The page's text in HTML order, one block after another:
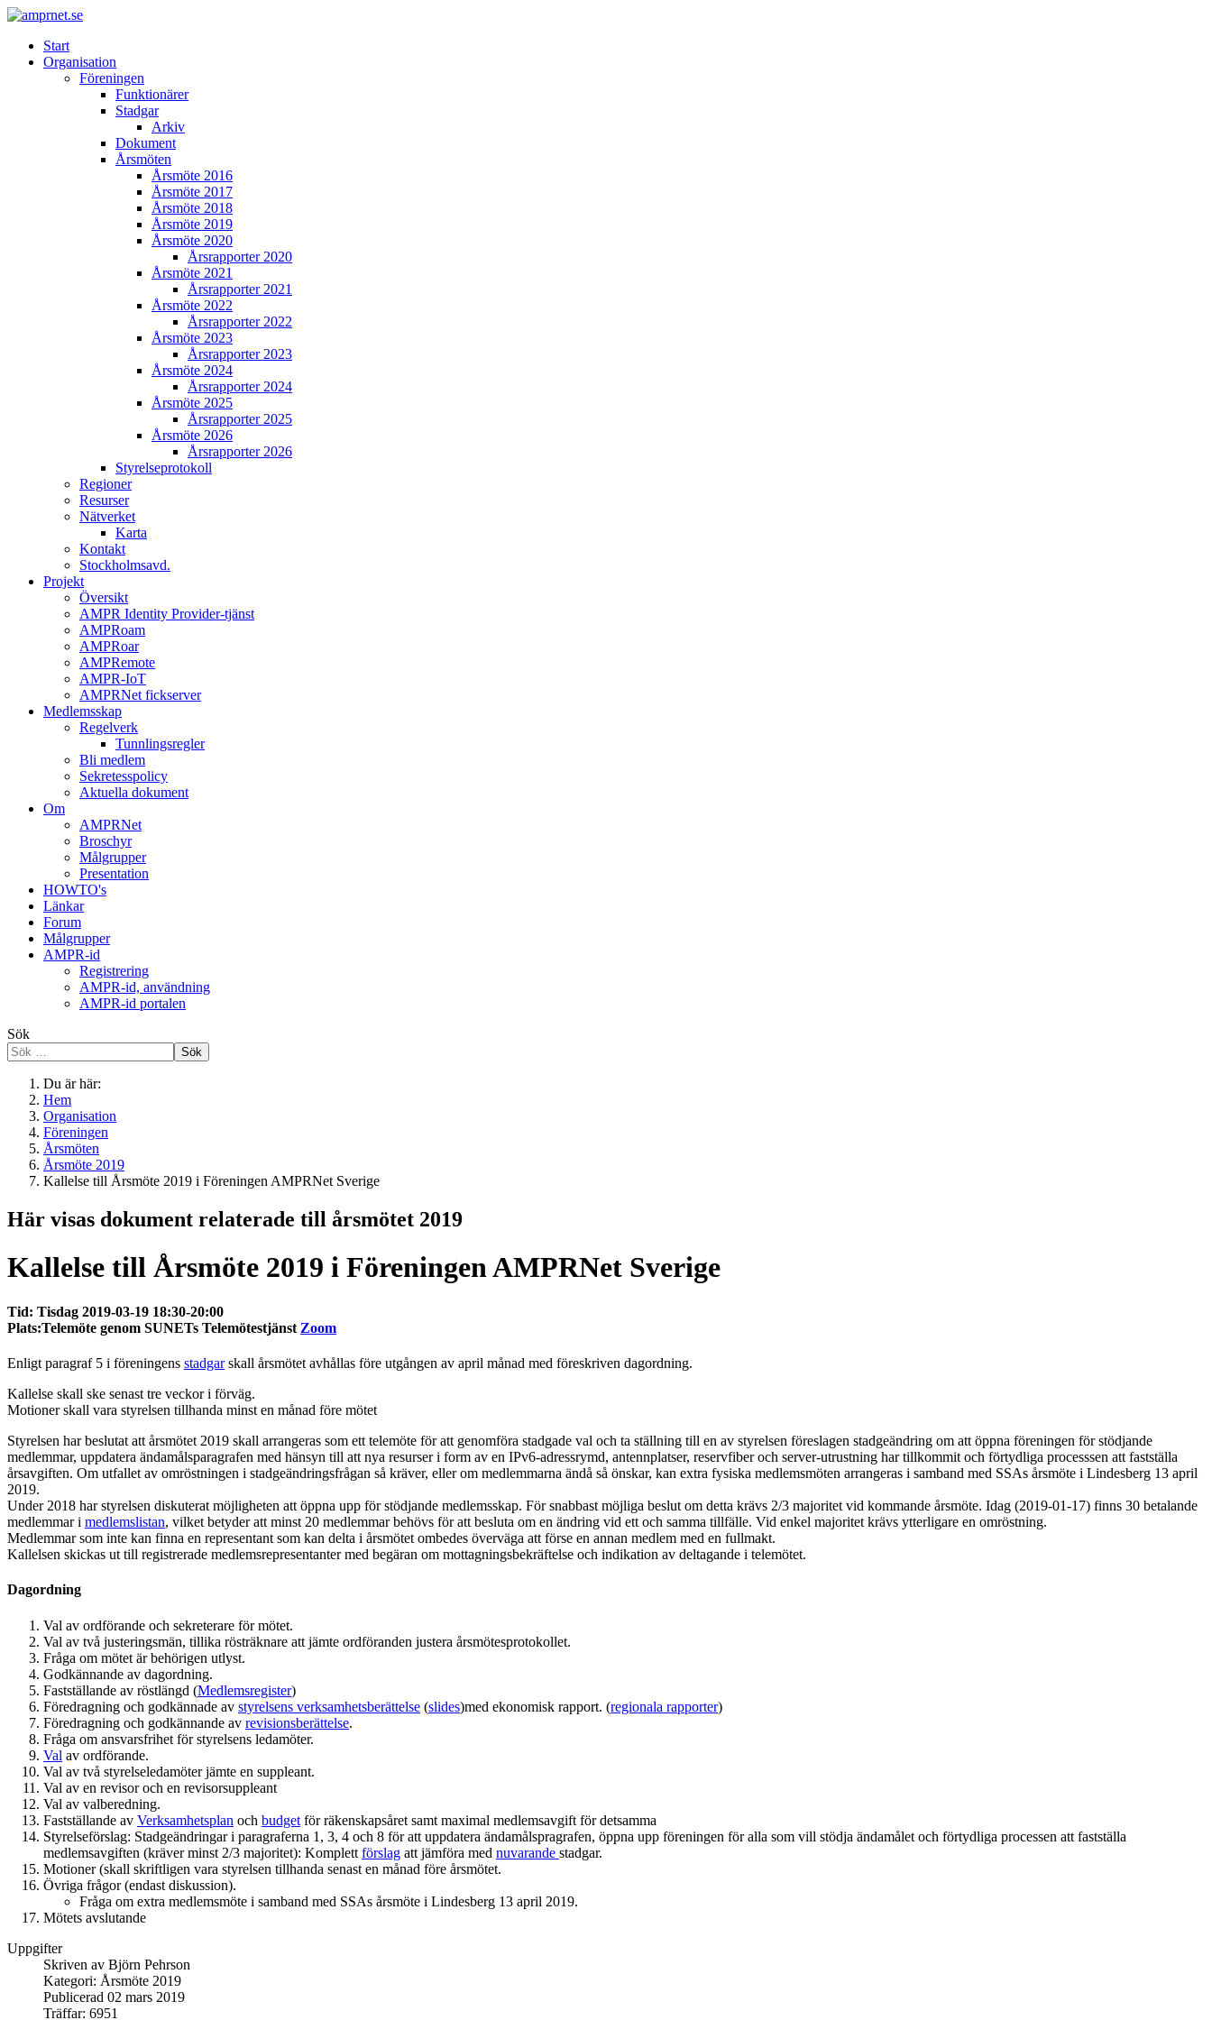
Start
Organisation
Föreningen
Funktionärer
Stadgar
Arkiv
Dokument
Årsmöten
Årsmöte 2016
Årsmöte 2017
Årsmöte 2018
Årsmöte 2019
Årsmöte 2020
Årsrapporter 2020
Årsmöte 2021
Årsrapporter 2021
Årsmöte 2022
Årsrapporter 2022
Årsmöte 2023
Årsrapporter 2023
Årsmöte 2024
Årsrapporter 2024
Årsmöte 2025
Årsrapporter 2025
Årsmöte 2026
Årsrapporter 2026
Styrelseprotokoll
Regioner
Resurser
Nätverket
Karta
Kontakt
Stockholmsavd.
Projekt
Översikt
AMPR Identity Provider-tjänst
AMPRoam
AMPRoar
AMPRemote
AMPR-IoT
AMPRNet fickserver
Medlemsskap
Regelverk
Tunnlingsregler
Bli medlem
Sekretesspolicy
Aktuella dokument
Om
AMPRNet
Broschyr
Målgrupper
Presentation
HOWTO's
Länkar
Forum
Målgrupper
AMPR-id
Registrering
AMPR-id, användning
AMPR-id portalen
Sök
Sök
Du är här:
Hem
Organisation
Föreningen
Årsmöten
Årsmöte 2019
Kallelse till Årsmöte 2019 i Föreningen AMPRNet Sverige
Här visas dokument relaterade till årsmötet 2019
Kallelse till Årsmöte 2019 i Föreningen AMPRNet Sverige
Tid: Tisdag 2019-03-19 18:30-20:00
Plats:Telemöte genom SUNETs Telemötestjänst Zoom
Enligt paragraf 5 i föreningens stadgarskall årsmötet avhållas före utgången av april månad med föreskriven dagordning.
Kallelse skall ske senast tre veckor i förväg.
Motioner skall vara styrelsen tillhanda minst en månad före mötet
Styrelsen har beslutat att årsmötet 2019 skall arrangeras som ett telemöte för att genomföra stadgade val och ta ställning till en av styrelsen föreslagen stadgeändring om att öppna föreningen för stödjande
medlemmar, uppdatera ändamålsparagrafen med hänsyn till att nya resurser i form av en IPv6-adressrymd, antennplatser, reservfiber och server-utrustning har tillkommit och förtydliga processsen att fastställa
årsavgiften. Om utfallet av omröstningen i stadgeändringsfrågan så kräver, eller om medlemmarna ändå så önskar, kan extra fysiska medlemsmöten arrangeras i samband med SSAs årsmöte i Lindesberg 13 april
2019.
Under 2018 har styrelsen diskuterat möjligheten att öppna upp för stödjande medlemsskap. För snabbast möjliga beslut om detta krävs 2/3 majoritet vid kommande årsmöte. Idag (2019-01-17) finns 30 betalande
medlemmar i medlemslistan, vilket betyder att minst 20 medlemmar behövs för att besluta om en ändring vid ett och samma tillfälle. Vid enkel majoritet krävs ytterligare en omröstning.
Medlemmar som inte kan finna en representant som kan delta i årsmötet ombedes överväga att förse en annan medlem med en fullmakt.
Kallelsen skickas ut till registrerade medlemsrepresentanter med begäran om mottagningsbekräftelse och indikation av deltagande i telemötet.
Dagordning
Val av ordförande och sekreterare för mötet.
Val av två justeringsmän, tillika rösträknare att jämte ordföranden justera årsmötesprotokollet.
Fråga om mötet är behörigen utlyst.
Godkännande av dagordning.
Fastställande av röstlängd (Medlemsregister)
Föredragning och godkännade av styrelsens verksamhetsberättelse (slides)med ekonomisk rapport. (regionala rapporter)
Föredragning och godkännande av revisionsberättelse.
Fråga om ansvarsfrihet för styrelsens ledamöter.
Val av ordförande.
Val av två styrelseledamöter jämte en suppleant.
Val av en revisor och en revisorsuppleant
Val av valberedning.
Fastställande av Verksamhetsplan och budget för räkenskapsåret samt maximal medlemsavgift för detsamma
Styrelseförslag: Stadgeändringar i paragraferna 1, 3, 4 och 8 för att uppdatera ändamålspragrafen, öppna upp föreningen för alla som vill stödja ändamålet och förtydliga processen att fastställa
medlemsavgiften (kräver minst 2/3 majoritet): Komplett förslag att jämföra med nuvarande stadgar.
Motioner (skall skriftligen vara styrelsen tillhanda senast en månad före årsmötet.
Övriga frågor (endast diskussion).
Fråga om extra medlemsmöte i samband med SSAs årsmöte i Lindesberg 13 april 2019.
Mötets avslutande
Uppgifter
Skriven av Björn Pehrson
Kategori: Årsmöte 2019
Publicerad 02 mars 2019
Träffar: 6951